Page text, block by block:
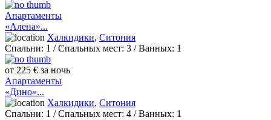
Апартаменты
«Алена»...
Халкидики, Ситония
Спальни: 1 / Спальных мест: 3 /Ванных: 1
от 225 € за ночь
Апартаменты
«Дино»...
Халкидики, Ситония
Спальни: 1 / Спальных мест: 4 /Ванных: 1